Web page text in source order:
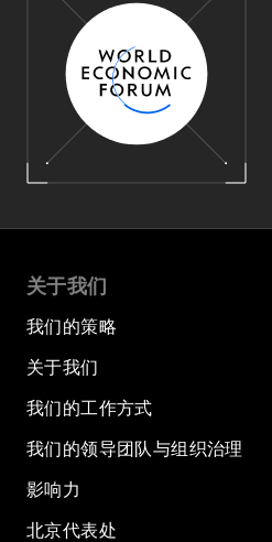
关于我们
我们的策略
关于我们
我们的工作方式
我们的领导团队与组织治理
影响力
北京代表处